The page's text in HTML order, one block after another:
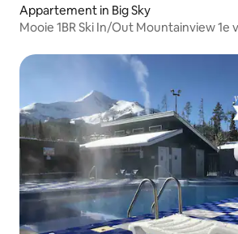
Appartement in Big Sky
Mooie 1BR Ski In/Out Mountainview 1e